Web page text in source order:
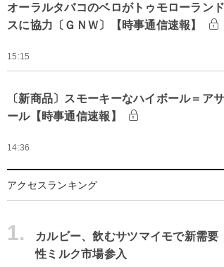
オーラルタバコのベロがトゥモローラン
スに協力〔ＧＮＷ〕【時事通信速報】
15:15
〔新商品〕スモーキーなハイボール＝ア
ール【時事通信速報】
14:36
アクセスランキング
1.
カルビー、飲むサツマイモで新需
性ミルク市場参入